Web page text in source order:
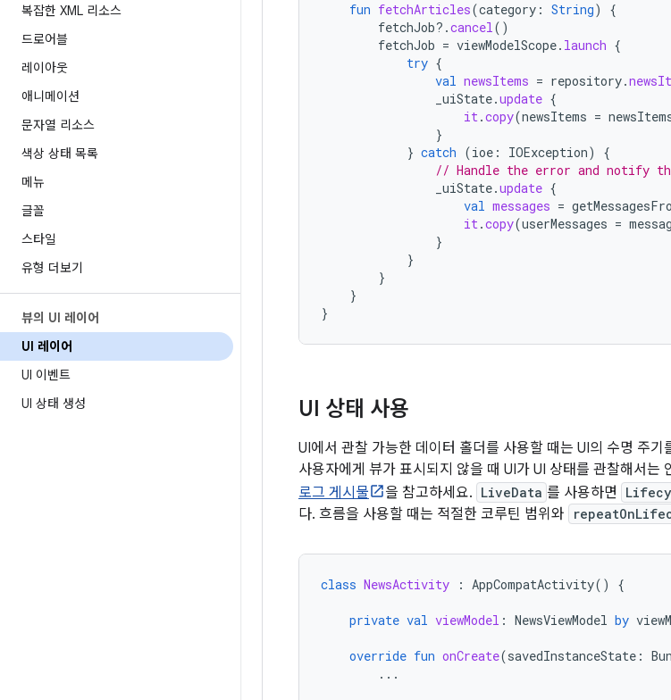
복잡한 XML 리소스
드로어블
레이아웃
애니메이션
문자열 리소스
색상 상태 목록
메뉴
글꼴
스타일
유형 더보기
뷰의 UI 레이어
UI 레이어
UI 이벤트
UI 상태 생성
fun fetchArticles(category : String)
{
fetchJob?.cancel()
fetchJob = viewModelScope. launch {
try {
val newsItems = repository.
_uiState.update {
it.copy(newsItems =
}
} catch (ioe : IOException)
{
// Handle the error and notify
_uiState.update {
val messages =
it.copy(userMessages =
}
}
}
}
}
UI 상태 사용
UI에서 관찰 가능한 데이터 홀더를 사용할 때는 UI의 수명 주
사용자에게 뷰가 표시되지 않을 때 UI가 UI 상태를 관찰해서는
로그 게시물
을 참고하세요. LiveData 를 사용하면
다. 흐름을 사용할 때는 적절한 코루틴 범위와
class NewsActivity : AppCompatActivity() {
private val viewModel : NewsViewModel by
override fun onCreate(savedInstanceState :
...